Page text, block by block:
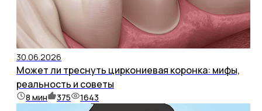
30.06.2026
Может ли треснуть циркониевая коронка: мифы,
реальность и советы
8 мин 375 1643